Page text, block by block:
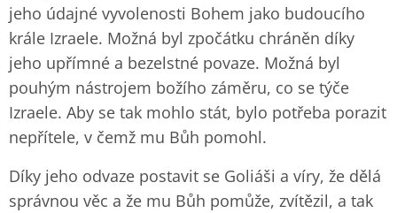
jeho údajné vyvolenosti Bohem jako budoucího
krále Izraele. Možná byl zpočátku chráněn díky
jeho upřímné a bezelstné povaze. Možná byl
pouhým nástrojem božího záměru, co se týče
Izraele. Aby se tak mohlo stát, bylo potřeba porazit
nepřítele, v čemž mu Bůh pomohl.
Díky jeho odvaze postavit se Goliáši a víry, že dělá
správnou věc a že mu Bůh pomůže, zvítězil, a tak